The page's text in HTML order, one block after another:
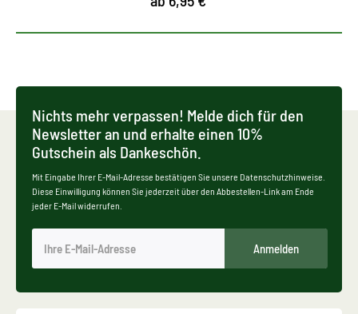
Nichts mehr verpassen! Melde dich für den
Newsletter an und erhalte einen 10%
Gutschein als Dankeschön.
Mit Eingabe Ihrer E-Mail-Adresse bestätigen Sie unsere Datenschutzhinweise.
Diese Einwilligung können Sie jederzeit über den Abbestellen-Link am Ende
jeder E-Mail widerrufen.
Anmelden